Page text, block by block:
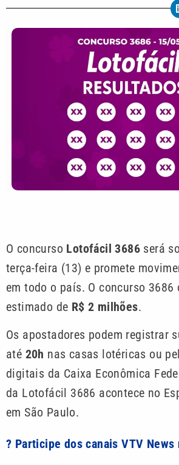
O concurso Lotofácil 3686 será
terça-feira (13) e promete
em todo o país. O concurso 3686
estimado de R$ 2 milhões.
Os apostadores podem registrar
até 20h nas casas lotéricas ou
digitais da Caixa Econômica
da Lotofácil 3686 acontece no
em São Paulo.
? Participe dos canais VTV News